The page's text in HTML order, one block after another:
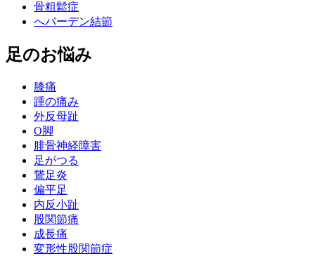
骨粗鬆症
へバーデン結節
足のお悩み
膝痛
踵の痛み
外反母趾
О脚
腓骨神経障害
足がつる
鵞足炎
偏平足
内反小趾
股関節痛
成長痛
変形性股関節症